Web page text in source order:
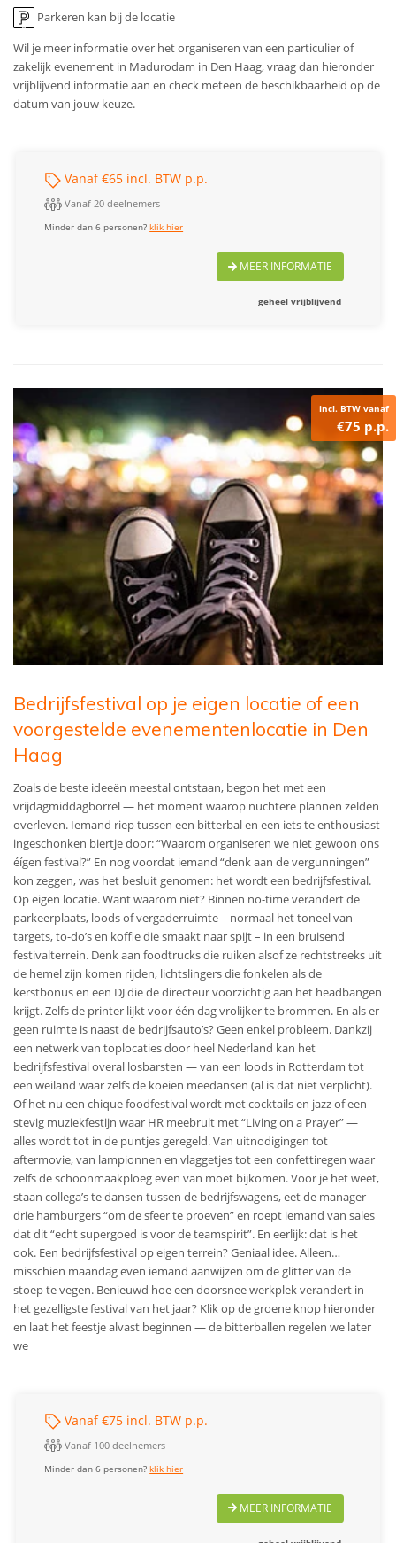
Parkeren kan bij de locatie
Wil je meer informatie over het organiseren van een particulier of
zakelijk evenement in Madurodam in Den Haag, vraag dan hieronder
vrijblijvend informatie aan en check meteen de beschikbaarheid op de
datum van jouw keuze.
Vanaf €65 incl. BTW p.p.
Vanaf 20 deelnemers
Minder dan 6 personen?klik hier
MEER INFORMATIE
geheel vrijblijvend
incl. BTW vanaf
€75 p.p.
Bedrijfsfestival op je eigen locatie of een
voorgestelde evenementenlocatie in Den
Haag
Zoals de beste ideeën meestal ontstaan, begon het met een
vrijdagmiddagborrel — het moment waarop nuchtere plannen zelden
overleven. Iemand riep tussen een bitterbal en een iets te enthousiast
ingeschonken biertje door: “Waarom organiseren we niet gewoon ons
éígen festival?” En nog voordat iemand “denk aan de vergunningen”
kon zeggen, was het besluit genomen: het wordt een bedrijfsfestival.
Op eigen locatie. Want waarom niet? Binnen no-time verandert de
parkeerplaats, loods of vergaderruimte – normaal het toneel van
targets, to-do’s en koffie die smaakt naar spijt – in een bruisend
festivalterrein. Denk aan foodtrucks die ruiken alsof ze rechtstreeks uit
de hemel zijn komen rijden, lichtslingers die fonkelen als de
kerstbonus en een DJ die de directeur voorzichtig aan het headbangen
krijgt. Zelfs de printer lijkt voor één dag vrolijker te brommen. En als er
geen ruimte is naast de bedrijfsauto’s? Geen enkel probleem. Dankzij
een netwerk van top­locaties door heel Nederland kan het
bedrijfsfestival overal losbarsten — van een loods in Rotterdam tot
een weiland waar zelfs de koeien meedansen (al is dat niet verplicht).
Of het nu een chique foodfestival wordt met cocktails en jazz of een
stevig muziekfestijn waar HR meebrult met “Living on a Prayer” —
alles wordt tot in de puntjes geregeld. Van uitnodigingen tot
aftermovie, van lampionnen en vlaggetjes tot een confettiregen waar
zelfs de schoonmaakploeg even van moet bijkomen. Voor je het weet,
staan collega’s te dansen tussen de bedrijfswagens, eet de manager
drie hamburgers “om de sfeer te proeven” en roept iemand van sales
dat dit “echt supergoed is voor de teamspirit”. En eerlijk: dat is het
ook. Een bedrijfsfestival op eigen terrein? Geniaal idee. Alleen…
misschien maandag even iemand aanwijzen om de glitter van de
stoep te vegen. Benieuwd hoe een doorsnee werkplek verandert in
het gezelligste festival van het jaar? Klik op de groene knop hieronder
en laat het feestje alvast beginnen — de bitterballen regelen we later
we
Vanaf €75 incl. BTW p.p.
Vanaf 100 deelnemers
Minder dan 6 personen?klik hier
MEER INFORMATIE